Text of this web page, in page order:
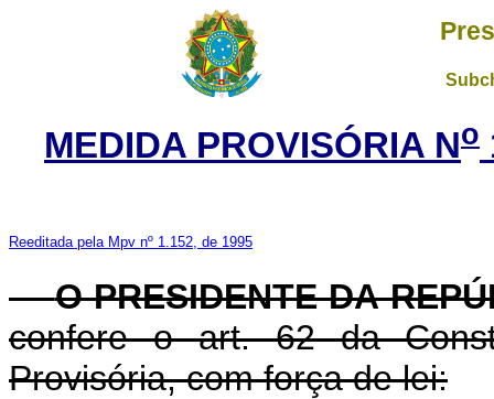
MEDIDA PROVISÓRIA No
Reeditada pela Mpv nº 1.152, de 1995
O PRESIDENTE DA
confere o art. 62 da
Provisória, com força de lei: